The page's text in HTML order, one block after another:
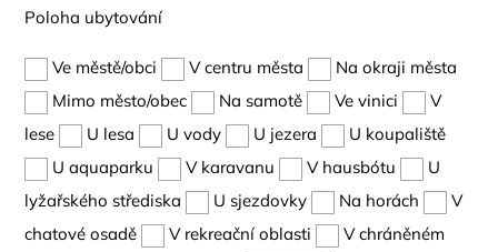
Poloha ubytování
Ve městě/obci V centru města
Na okraji města
Mimo město/obec
Na samotě Ve vinici
V
lese
U lesa U vody U jezera
U koupaliště
U aquaparku
V karavanu V hausbótu
U
lyžařského střediska
U sjezdovky Na horách
V
chatové osadě
V rekreační oblasti
V chráněném